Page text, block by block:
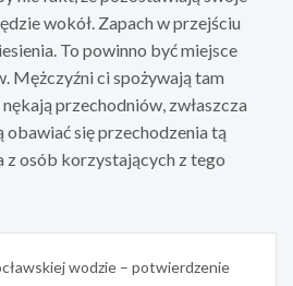
wokół. Zapach w przejściu
To powinno być miejsce
Mężczyźni ci spożywają tam
przechodniów, zwłaszcza
się przechodzenia tą
z osób korzystających z tego
wodzie – potwierdzenie